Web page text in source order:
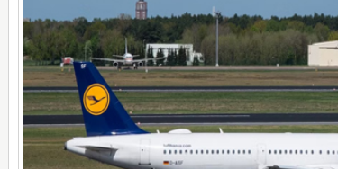
ABD merkezli Apollo Easyjet’i satın alıyor